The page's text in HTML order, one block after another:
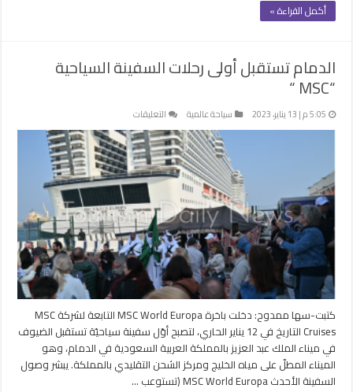
أكمل القراءة »
الدمام تستقبل أولى رحلات السفينة السياحية
“MSC “
5:05 م | 13 يناير، 2023 سياحة عالمية التعليقات
الدمام
تستقبل
أولى
رحلات
السفينة
السياحية
“MSC
“
مغلقة
كتبت-سها ممدوح: دخلت باخرة MSC World Europa التابعة لشركة MSC
Cruises التاريخ في 12 يناير الحاري، لتصبح أوّل سفينة سياحيّة تستقبل الضيوف
في ميناء الملك عبد العزيز بالمملكة العربية السعودية في الدمام، وهو
الميناء المطلّ على مياه الخليج ومركز الشحن التقليدي بالمملكة. يبشر وصول
السفينة الأحدث MSC World Europa (تستوعب …